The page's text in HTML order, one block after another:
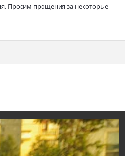
Просим прощения за некоторые